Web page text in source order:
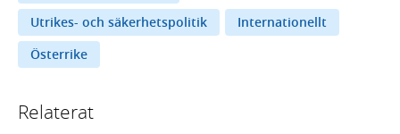
Utrikes- och säkerhetspolitik
Internationellt
Österrike
Relaterat